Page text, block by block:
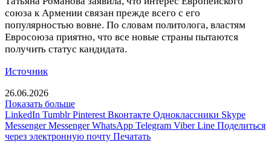
союза к Армении связан прежде всего с его
популярностью вовне. По словам политолога, властям
Евросоюза приятно, что все новые страны пытаются
получить статус кандидата.
Источник
26.06.2026
Показать больше
LinkedIn Tumblr Pinterest Вконтакте Одноклассники Skype
Messenger Messenger WhatsApp Telegram Viber Line Поделиться
через электронную почту Печатать